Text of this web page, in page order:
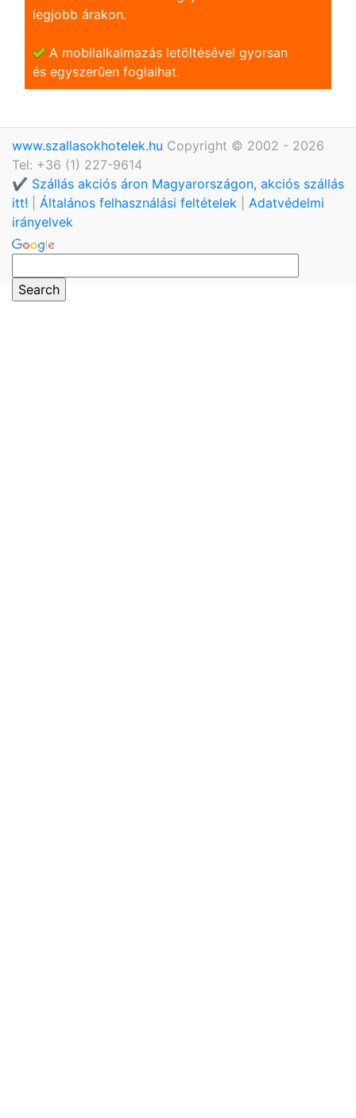
legjobb árakon.
A mobilalkalmazás letöltésével gyorsan
és egyszerũen foglalhat.
www.szallasokhotelek.hu Copyright © 2002 - 2026
Tel: +36 (1) 227-9614
✔️ Szállás akciós áron Magyarországon, akciós szállás
itt!
Általános felhasználási feltételek
Adatvédelmi
irányelvek